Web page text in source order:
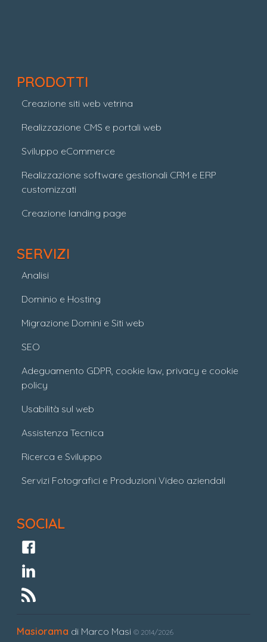
PRODOTTI
Creazione siti web vetrina
Realizzazione CMS e portali web
Sviluppo eCommerce
Realizzazione software gestionali CRM e ERP
customizzati
Creazione landing page
SERVIZI
Analisi
Dominio e Hosting
Migrazione Domini e Siti web
SEO
Adeguamento GDPR, cookie law, privacy e cookie
policy
Usabilità sul web
Assistenza Tecnica
Ricerca e Sviluppo
Servizi Fotografici e Produzioni Video aziendali
SOCIAL
Masiorama di Marco Masi © 2014/2026